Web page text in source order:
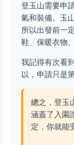
登玉山需要申
氣和裝備。玉
所以出發前一
鞋、保暖衣物
我記得有次看
以，申請只是
總之，登玉
涵蓋了入園
定，你就能